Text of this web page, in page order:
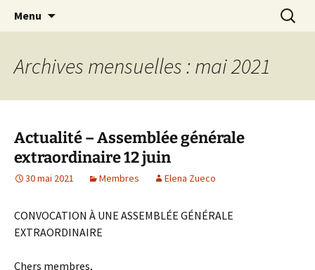
Arte Andaluz
ARTE ANDALUZ est une "Peña Flamenca", un
lieu de rencontre et d'échange autour de la
culture andalouse et l'art du Flamenco
Menu
Archives mensuelles : mai 2021
Actualité – Assemblée générale
extraordinaire 12 juin
30 mai 2021 Membres Elena Zueco
CONVOCATION À UNE ASSEMBLÉE GÉNÉRALE
EXTRAORDINAIRE
Chers membres,